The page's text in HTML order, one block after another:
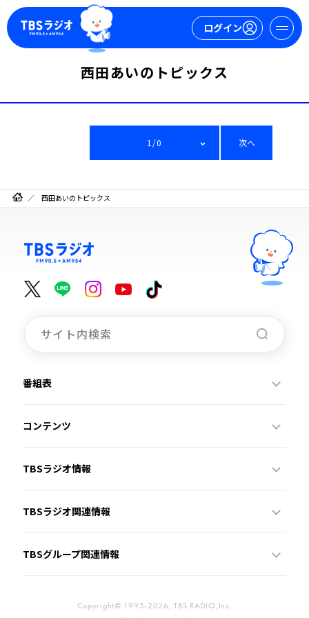
ログイン
今日の番組表
週間番組表
トピックス
TBS Podcast
イベント・グッズ
西田あいのトピックス
1/0 次へ
西田あいのトピックス
番組表
コンテンツ
TBSラジオ情報
TBSラジオ関連情報
TBSグループ関連情報
Copyright© 1995-2026, TBS RADIO,Inc.